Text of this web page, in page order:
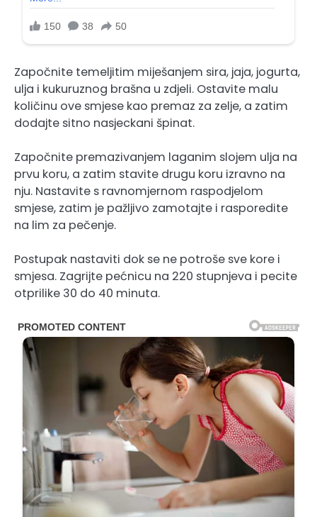
Započnite temeljitim miješanjem sira, jaja, jogurta,
ulja i kukuruznog brašna u zdjeli. Ostavite malu
količinu ove smjese kao premaz za zelje, a zatim
dodajte sitno nasjeckani špinat.
Započnite premazivanjem laganim slojem ulja na
prvu koru, a zatim stavite drugu koru izravno na
nju. Nastavite s ravnomjernom raspodjelom
smjese, zatim je pažljivo zamotajte i rasporedite
na lim za pečenje.
Postupak nastaviti dok se ne potroše sve kore i
smjesa. Zagrijte pećnicu na 220 stupnjeva i pecite
otprilike 30 do 40 minuta.